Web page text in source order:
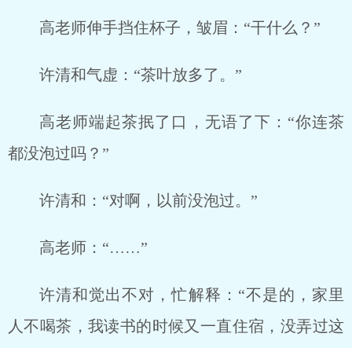
高老师伸手挡住杯子，皱眉：“干什么？”
许清和气虚：“茶叶放多了。”
高老师端起茶抿了口，无语了下：“你连茶
都没泡过吗？”
许清和：“对啊，以前没泡过。”
高老师：“……”
许清和觉出不对，忙解释：“不是的，家里
人不喝茶，我读书的时候又一直住宿，没弄过这